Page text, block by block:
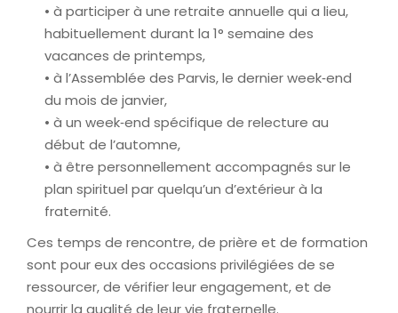
• à participer à une retraite annuelle qui a lieu,
habituellement durant la 1° semaine des
vacances de printemps,
• à l’Assemblée des Parvis, le dernier week‐end
du mois de janvier,
• à un week‐end spécifique de relecture au
début de l’automne,
• à être personnellement accompagnés sur le
plan spirituel par quelqu’un d’extérieur à la
fraternité.
Ces temps de rencontre, de prière et de formation
sont pour eux des occasions privilégiées de se
ressourcer, de vérifier leur engagement, et de